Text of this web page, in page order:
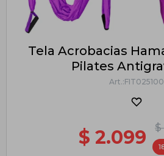
Tela Acrobacias
Pilates
FIT025100
$
$ 2.099